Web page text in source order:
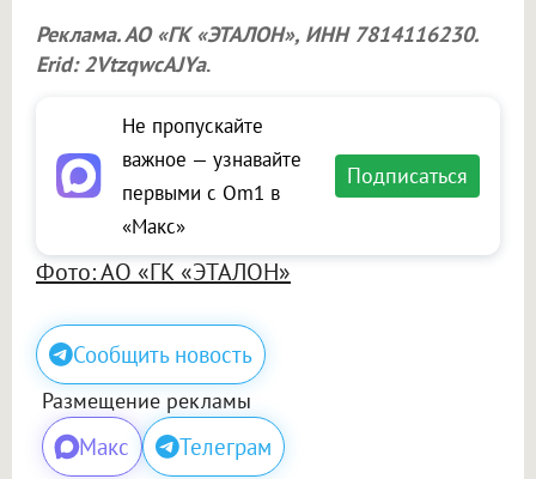
Реклама. АО «ГК «ЭТАЛОН», ИНН 7814116230.
Erid: 2VtzqwcAJYa.
Не пропускайте
важное — узнавайте
первыми с Om1 в
«Макс»
Подписаться
Фото: АО «ГК «ЭТАЛОН»
Сообщить новость
Размещение рекламы
Макс Телеграм